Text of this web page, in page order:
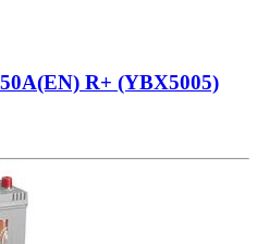
R+ (YBX5005)